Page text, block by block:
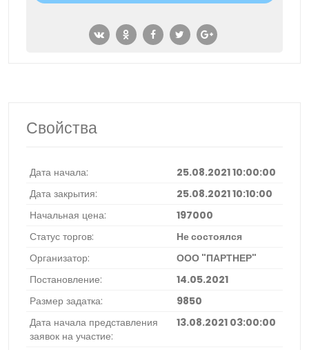
Свойства
Дата начала:
25.08.2021 10:00:00
Дата закрытия:
25.08.2021 10:10:00
Начальная цена:
197000
Статус торгов:
Не состоялся
Организатор:
ООО "ПАРТНЕР"
Постановление:
14.05.2021
Размер задатка:
9850
Дата начала представления
заявок на участие:
13.08.2021 03:00:00